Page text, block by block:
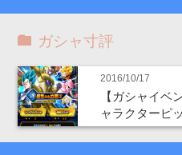
ガシャ寸評
2016/10/17
【ガシャイベ
ャラクターピ